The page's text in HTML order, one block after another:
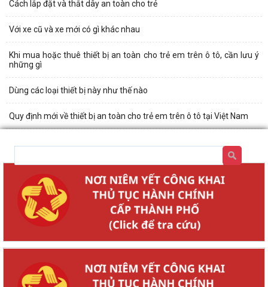
Cách lắp đặt và thắt dây an toàn cho trẻ
Với xe cũ và xe mới có gì khác nhau
Khi mua hoặc thuê thiết bị an toàn cho trẻ em trên ô tô, cần lưu ý
những gì
Dùng các loại thiết bị này như thế nào
Quy định mới về thiết bị an toàn cho trẻ em trên ô tô tại Việt Nam